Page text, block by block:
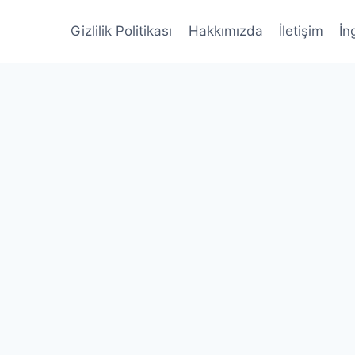
Gizlilik Politikası Hakkımızda İletişim